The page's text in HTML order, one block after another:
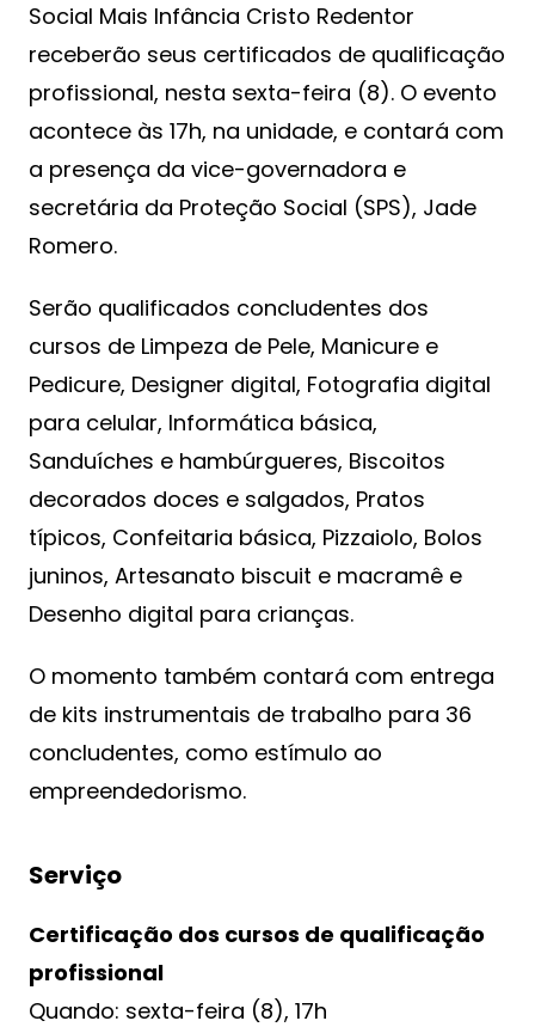
Social Mais Infância Cristo Redentor
receberão seus certificados de qualificação
profissional, nesta sexta-feira (8). O evento
acontece às 17h, na unidade, e contará com
a presença da vice-governadora e
secretária da Proteção Social (SPS), Jade
Romero.
Serão qualificados concludentes dos
cursos de Limpeza de Pele, Manicure e
Pedicure, Designer digital, Fotografia digital
para celular, Informática básica,
Sanduíches e hambúrgueres, Biscoitos
decorados doces e salgados, Pratos
típicos, Confeitaria básica, Pizzaiolo, Bolos
juninos, Artesanato biscuit e macramê e
Desenho digital para crianças.
O momento também contará com entrega
de kits instrumentais de trabalho para 36
concludentes, como estímulo ao
empreendedorismo.
Serviço
Certificação dos cursos de qualificação
profissional
Quando: sexta-feira (8), 17h